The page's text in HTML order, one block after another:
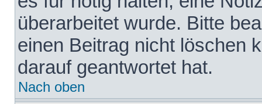
überarbeitet wurde. Bitte
einen Beitrag nicht löschen
darauf geantwortet hat.
Nach oben